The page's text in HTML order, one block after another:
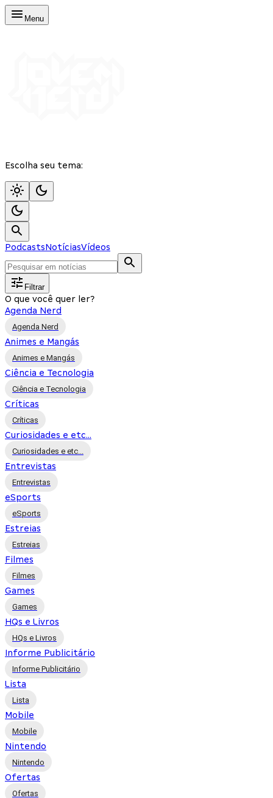
Menu
Escolha seu tema:
PodcastsNotíciasVídeos
Filtrar
O que você quer ler?
Agenda Nerd
Agenda Nerd
Animes e Mangás
Animes e Mangás
Ciência e Tecnologia
Ciência e Tecnologia
Críticas
Críticas
Curiosidades e etc...
Curiosidades e etc...
Entrevistas
Entrevistas
eSports
eSports
Estreias
Estreias
Filmes
Filmes
Games
Games
HQs e Livros
HQs e Livros
Informe Publicitário
Informe Publicitário
Lista
Lista
Mobile
Mobile
Nintendo
Nintendo
Ofertas
Ofertas